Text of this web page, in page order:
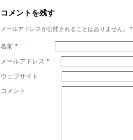
コメントを残す
メールアドレスが公開されることはありません。 *
名前 *
メールアドレス *
ウェブサイト
コメント